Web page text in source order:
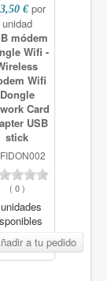
€ por
unidad
módem
Wifi -
Wifi
Dongle
Card
USB
stick
( 0)